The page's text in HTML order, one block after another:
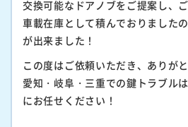
交換可能なドアノブをご提案し、ご
車載在庫として積んでおりました
が出来ました！
この度はご依頼いただき、ありが
愛知・岐阜・三重での鍵トラブル
にお任せください！